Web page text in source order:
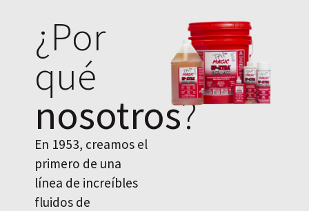
¿Por
qué
nosotros?
En 1953, creamos el
primero de una
línea de increíbles
fluidos de